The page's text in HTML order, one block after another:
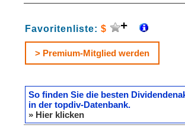
Favoritenliste: $
> Premium-Mitglied werden
So finden Sie die besten
in der topdiv-Datenbank.
» Hier klicken